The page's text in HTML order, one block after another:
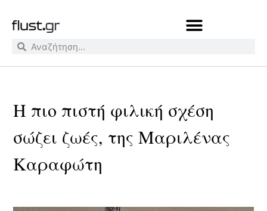
H πιο πιστή φιλική σχέση
σώζει ζωές, της Μαριλένας
Καραφώτη